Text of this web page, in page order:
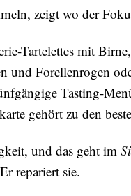
zeigt wo der
Tartelettes mit
und Forellenrogen
Tasting-
gehört zu den
und das geht im
repariert sie.